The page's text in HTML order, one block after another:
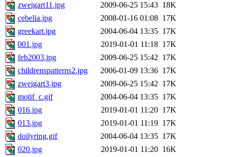
zweigart11.jpg
2009-06-25 15:43 18K
cebelia.jpg
2008-01-16 01:08 17K
greekart.jpg
2004-06-04 13:35 17K
001.jpg
2019-01-01 11:18 17K
feb2003.jpg
2009-06-25 15:42 17K
childrenspatterns2.jpg
2006-01-09 13:36 17K
zweigart3.jpg
2009-06-25 15:42 17K
motif_c.gif
2004-06-04 13:35 17K
016.jpg
2019-01-01 11:20 17K
013.jpg
2019-01-01 11:19 17K
doilyring.gif
2004-06-04 13:35 17K
020.jpg
2019-01-01 11:20 16K